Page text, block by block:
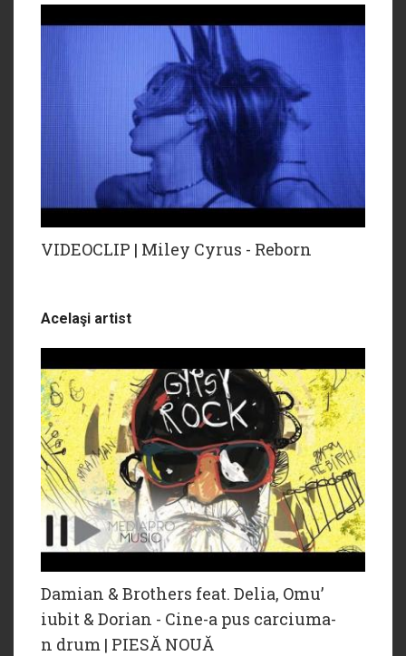
VIDEOCLIP | Miley Cyrus - Reborn
Acelaşi artist
Damian & Brothers feat. Delia, Omu’
iubit & Dorian - Cine-a pus carciuma-
n drum | PIESĂ NOUĂ